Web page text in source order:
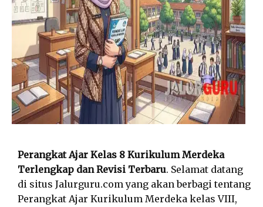
Perangkat Ajar Kelas 8 Kurikulum Merdeka
Terlengkap dan Revisi Terbaru. Selamat datang
di situs Jalurguru.com yang akan berbagi tentang
Perangkat Ajar Kurikulum Merdeka kelas VIII,